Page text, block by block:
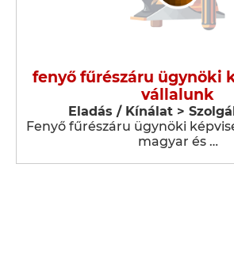
fenyő fűrészáru ügynöki
vállalunk
Eladás / Kínálat >
Fenyő fűrészáru ügynöki
magyar és …